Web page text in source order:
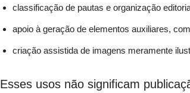
classificação de pautas e organização
apoio à geração de elementos auxiliares,
criação assistida de imagens meramente
Esses usos não significam